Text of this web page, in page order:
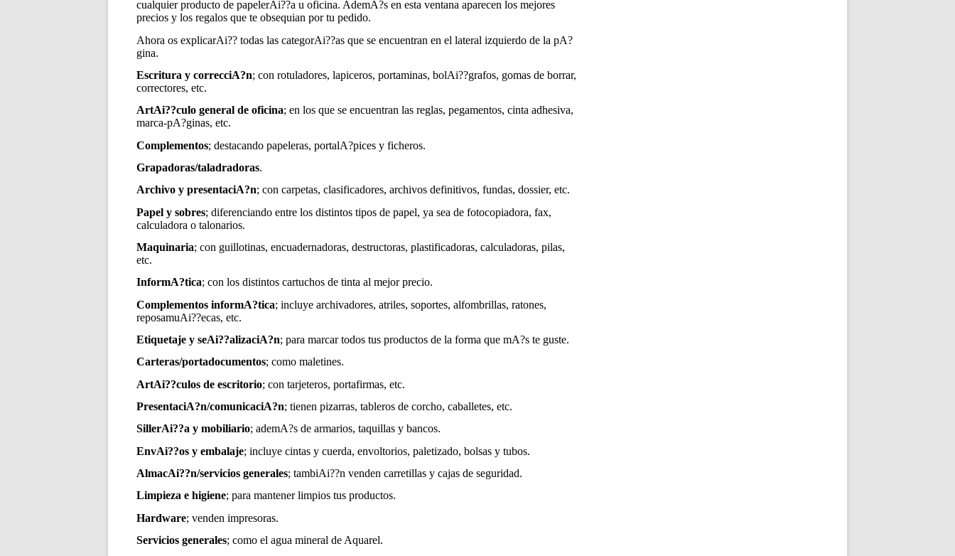
cualquier producto de papelerAi??a u oficina. AdemA?s en esta ventana aparecen los mejores
precios y los regalos que te obsequian por tu pedido.
Ahora os explicarAi?? todas las categorAi??as que se encuentran en el lateral izquierdo de la pA?
gina.
Escritura y correcciA?n; con rotuladores, lapiceros, portaminas, bolAi??grafos, gomas de borrar,
correctores, etc.
ArtAi??culo general de oficina; en los que se encuentran las reglas, pegamentos, cinta adhesiva,
marca-pA?ginas, etc.
Complementos; destacando papeleras, portalA?pices y ficheros.
Grapadoras/taladradoras.
Archivo y presentaciA?n; con carpetas, clasificadores, archivos definitivos, fundas, dossier, etc.
Papel y sobres; diferenciando entre los distintos tipos de papel, ya sea de fotocopiadora, fax,
calculadora o talonarios.
Maquinaria; con guillotinas, encuadernadoras, destructoras, plastificadoras, calculadoras, pilas,
etc.
InformA?tica; con los distintos cartuchos de tinta al mejor precio.
Complementos informA?tica; incluye archivadores, atriles, soportes, alfombrillas, ratones,
reposamuAi??ecas, etc.
Etiquetaje y seAi??alizaciA?n; para marcar todos tus productos de la forma que mA?s te guste.
Carteras/portadocumentos; como maletines.
ArtAi??culos de escritorio; con tarjeteros, portafirmas, etc.
PresentaciA?n/comunicaciA?n; tienen pizarras, tableros de corcho, caballetes, etc.
SillerAi??a y mobiliario; ademA?s de armarios, taquillas y bancos.
EnvAi??os y embalaje; incluye cintas y cuerda, envoltorios, paletizado, bolsas y tubos.
AlmacAi??n/servicios generales; tambiAi??n venden carretillas y cajas de seguridad.
Limpieza e higiene; para mantener limpios tus productos.
Hardware; venden impresoras.
Servicios generales; como el agua mineral de Aquarel.